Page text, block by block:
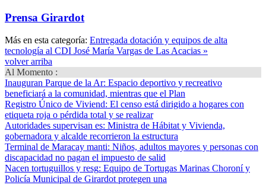
Prensa Girardot
Más en esta categoría: Entregada dotación y equipos de alta
tecnología al CDI José María Vargas de Las Acacias »
volver arriba
Al Momento :
Inauguran Parque de la Ar: Espacio deportivo y recreativo
beneficiará a la comunidad, mientras que el Plan
Registro Único de Viviend: El censo está dirigido a hogares con
etiqueta roja o pérdida total y se realizar
Autoridades supervisan es: Ministra de Hábitat y Vivienda,
gobernadora y alcalde recorrieron la estructura
Terminal de Maracay manti: Niños, adultos mayores y personas con
discapacidad no pagan el impuesto de salid
Nacen tortuguillos y resg: Equipo de Tortugas Marinas Choroní y
Policía Municipal de Girardot protegen una